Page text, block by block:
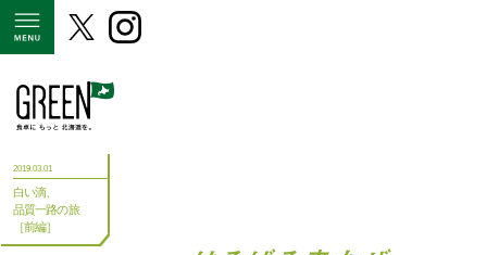
2019.03.01
白い滴、
品質一路の旅
［前編］